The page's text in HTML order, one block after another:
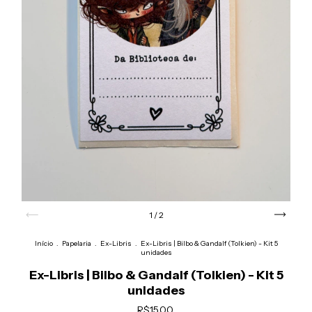
1 /2
Início . Papelaria . Ex-Libris . Ex-Libris | Bilbo & Gandalf (Tolkien) - Kit 5
unidades
Ex-Libris | Bilbo & Gandalf (Tolkien) - Kit 5
unidades